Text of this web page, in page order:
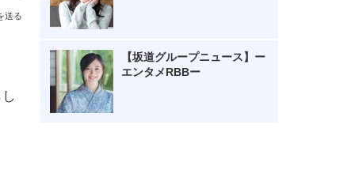
送る
【坂道グループニュース】ー
エンタメRBBー